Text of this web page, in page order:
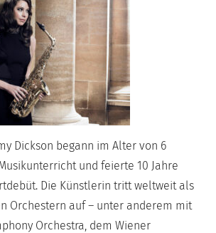
Dickson begann im Alter von 6
und feierte 10 Jahre
Die Künstlerin tritt weltweit als
Orchestern auf – unter anderem mit
Orchestra, dem Wiener